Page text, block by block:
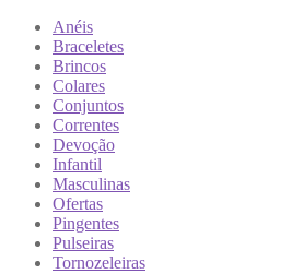
Anéis
Braceletes
Brincos
Colares
Conjuntos
Correntes
Devoção
Infantil
Masculinas
Ofertas
Pingentes
Pulseiras
Tornozeleiras